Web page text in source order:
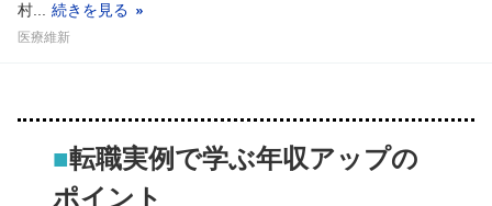
村...
続きを見る
医療維新
■転職実例で学ぶ年収アップの
ポイント